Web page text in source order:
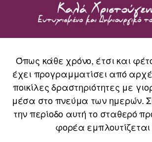
Όπως κάθε χρόνο, έτσι και
έχει προγραμματίσει από
ποικίλες δραστηριότητες με
μέσα στο πνεύμα των ημερών.
την περίοδο αυτή το σταθερό
φορέα